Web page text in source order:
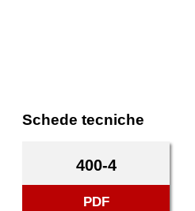
Schede tecniche
400-4
PDF